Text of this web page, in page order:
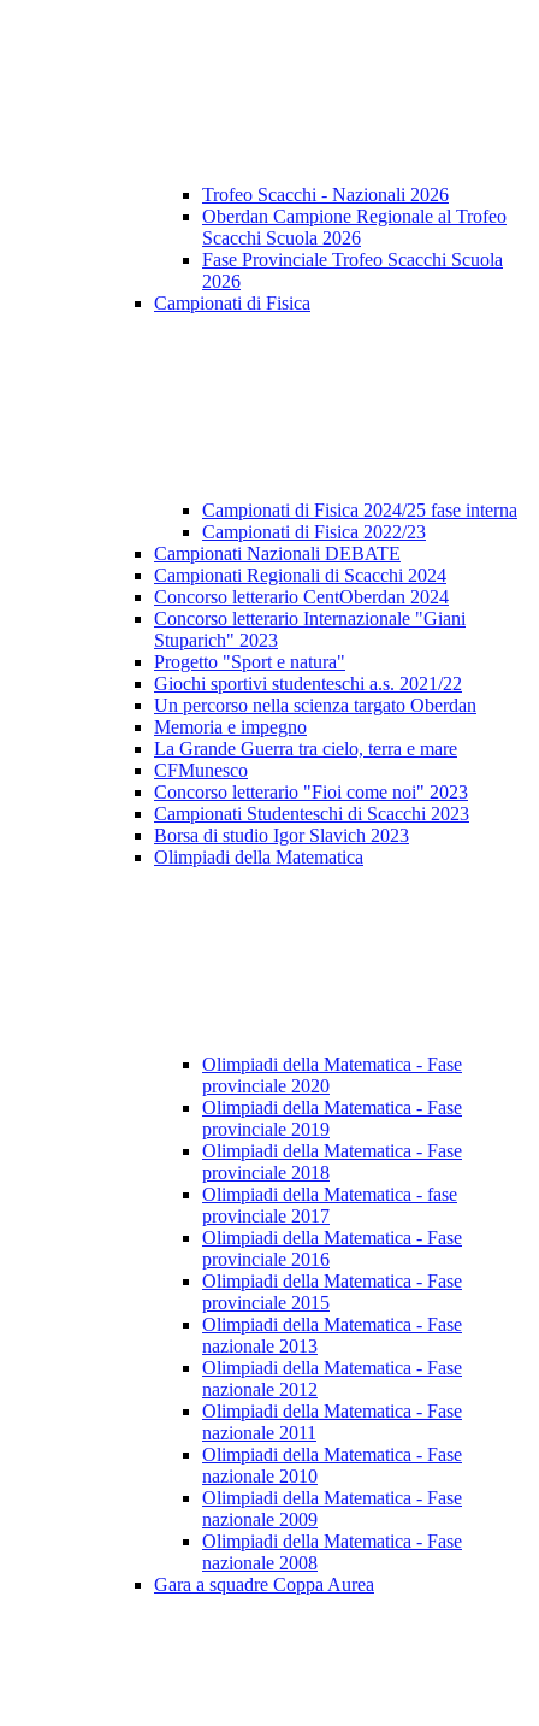
Trofeo Scacchi - Nazionali 2026
Oberdan Campione Regionale al Trofeo
Scacchi Scuola 2026
Fase Provinciale Trofeo Scacchi Scuola
2026
Campionati di Fisica
Campionati di Fisica 2024/25 fase interna
Campionati di Fisica 2022/23
Campionati Nazionali DEBATE
Campionati Regionali di Scacchi 2024
Concorso letterario CentOberdan 2024
Concorso letterario Internazionale "Giani
Stuparich" 2023
Progetto "Sport e natura"
Giochi sportivi studenteschi a.s. 2021/22
Un percorso nella scienza targato Oberdan
Memoria e impegno
La Grande Guerra tra cielo, terra e mare
CFMunesco
Concorso letterario "Fioi come noi" 2023
Campionati Studenteschi di Scacchi 2023
Borsa di studio Igor Slavich 2023
Olimpiadi della Matematica
Olimpiadi della Matematica - Fase
provinciale 2020
Olimpiadi della Matematica - Fase
provinciale 2019
Olimpiadi della Matematica - Fase
provinciale 2018
Olimpiadi della Matematica - fase
provinciale 2017
Olimpiadi della Matematica - Fase
provinciale 2016
Olimpiadi della Matematica - Fase
provinciale 2015
Olimpiadi della Matematica - Fase
nazionale 2013
Olimpiadi della Matematica - Fase
nazionale 2012
Olimpiadi della Matematica - Fase
nazionale 2011
Olimpiadi della Matematica - Fase
nazionale 2010
Olimpiadi della Matematica - Fase
nazionale 2009
Olimpiadi della Matematica - Fase
nazionale 2008
Gara a squadre Coppa Aurea